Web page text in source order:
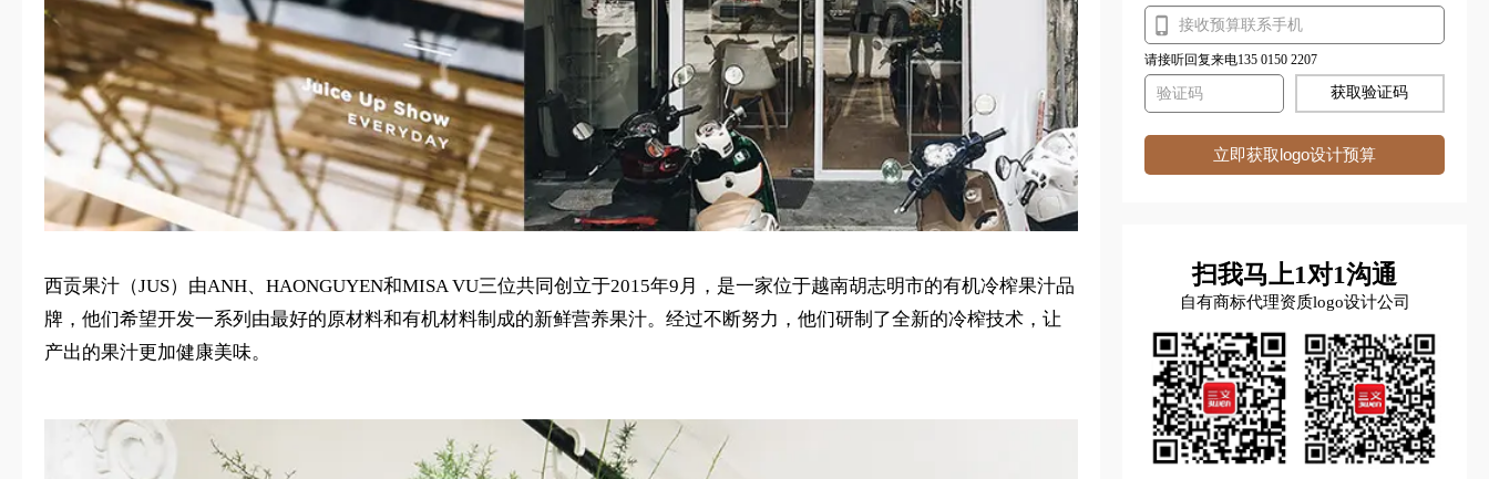
西贡果汁（JUS）由ANH、HAONGUYEN和MISA VU三位共同创立于2015年9月，是一家位于越南胡志明市的有机冷榨果汁品
牌，他们希望开发一系列由最好的原材料和有机材料制成的新鲜营养果汁。经过不断努力，他们研制了全新的冷榨技术，让
产出的果汁更加健康美味。
请接听回复来电135 0150 2207
获取验证码
立即获取logo设计预算
扫我马上1对1沟通
自有商标代理资质logo设计公司